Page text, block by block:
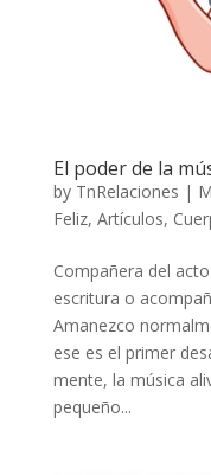
El poder de la
by TnRelaciones |
Feliz, Artículos,
Compañera del
escritura o
Amanezco
ese es el primer
mente, la música
pequeño...